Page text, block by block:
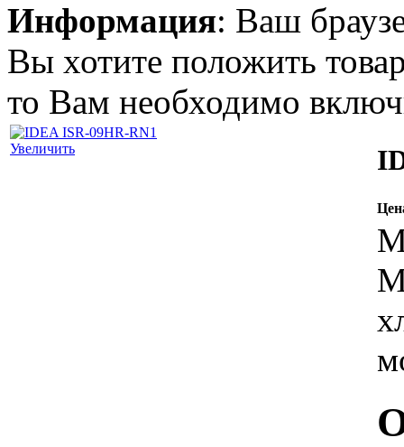
2 090.00 грн.
TOSOT GN-09F
Plzma ion
Информация: Ваш
Вы хотите положить
то Вам необходимо
Увеличить